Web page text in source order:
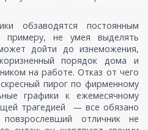
обзаводятся постоянным
примеру, не умея выделять
дойти до изнеможения,
порядок дома и
на работе. Отказ от чего
пирог по фирменному
графики к ежемесячному
трагедией — все обязано
отличник не